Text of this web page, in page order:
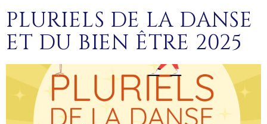
PLURIELS DE LA DANSE
ET DU BIEN ÊTRE 2025